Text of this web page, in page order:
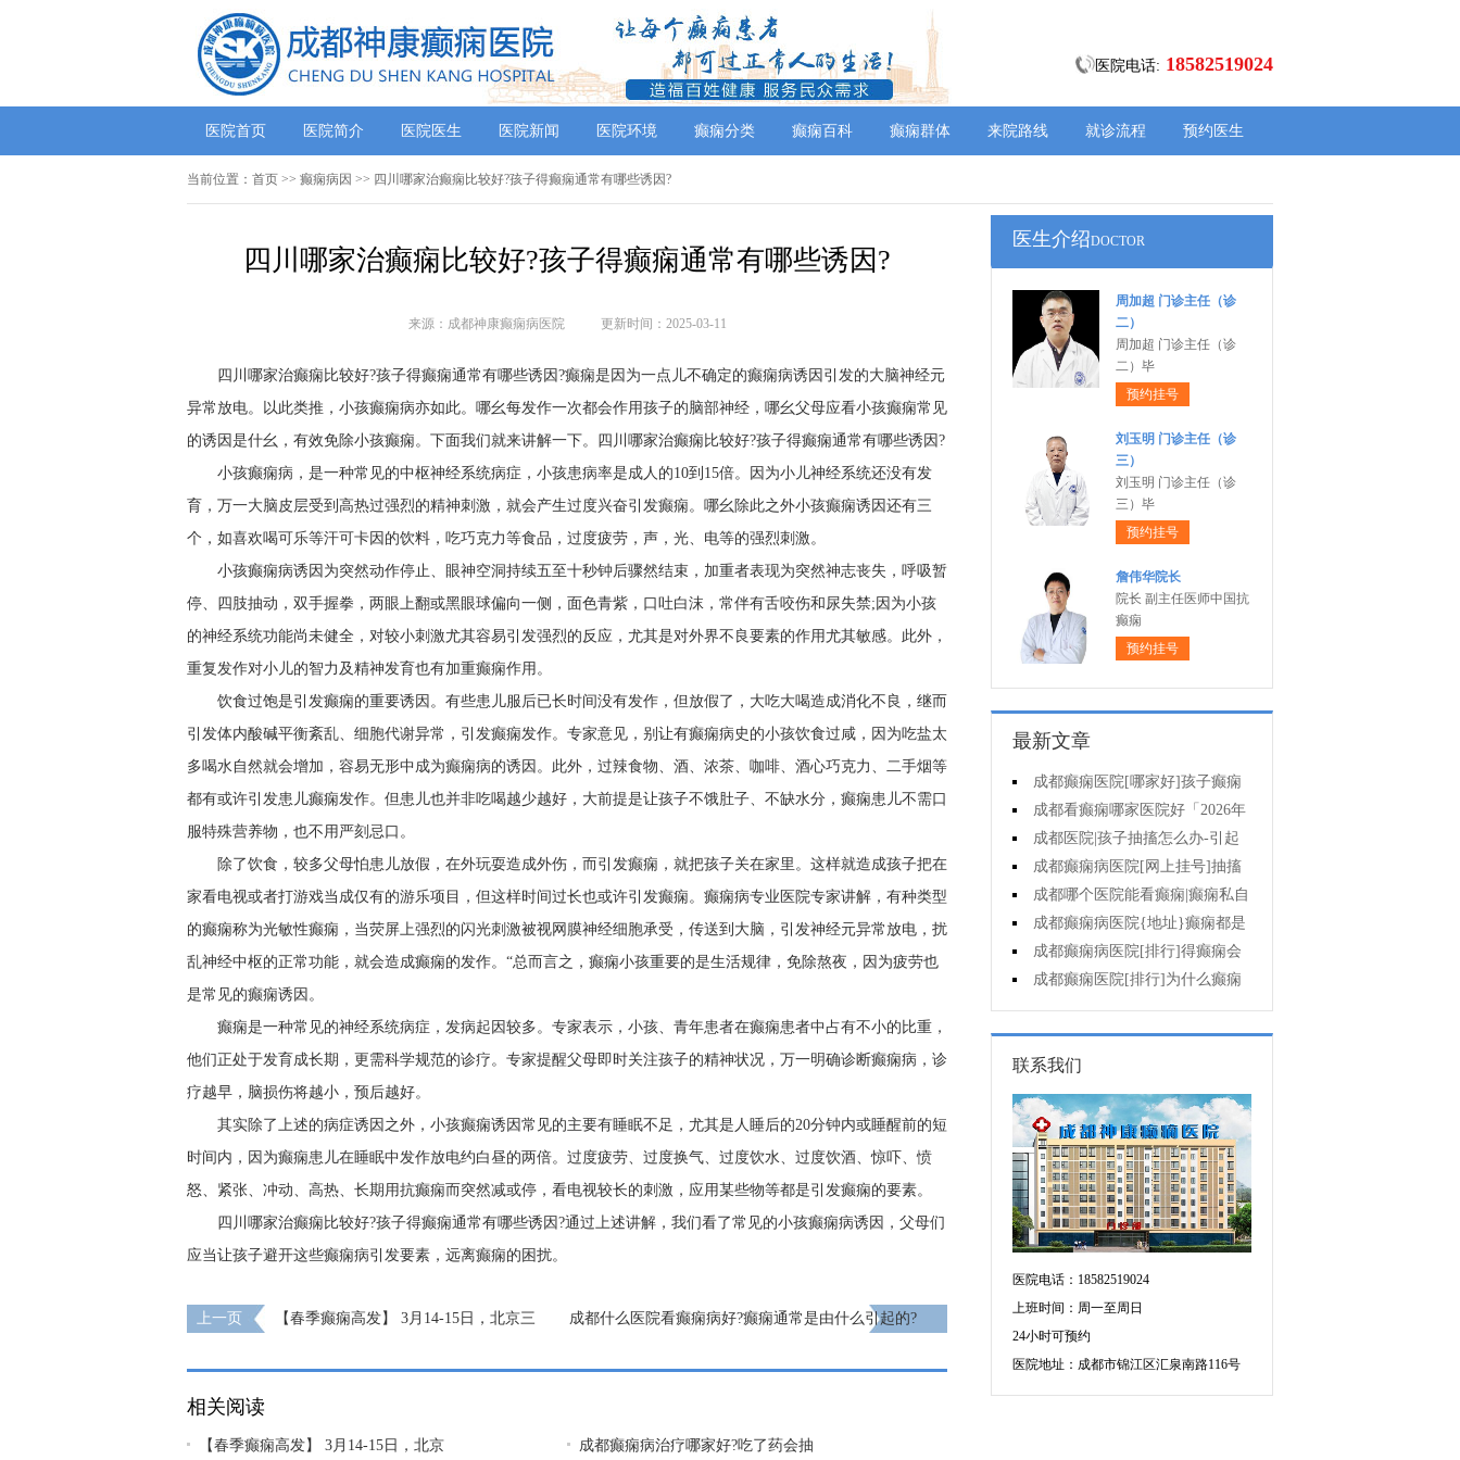
医院电话: 18582519024
医院首页 医院简介 医院医生 医院新闻 医院环境 癫痫分类 癫痫百科 癫痫群体 来院路线 就诊流程 预约医生
当前位置： 首页 >> 癫痫病因 >> 四川哪家治癫痫比较好?孩子得癫痫通常有哪些诱因?
四川哪家治癫痫比较好?孩子得癫痫通常有哪些诱因?
来源：成都神康癫痫病医院 更新时间：2025-03-11
四川哪家治癫痫比较好?孩子得癫痫通常有哪些诱因?癫痫是因为一点儿不确定的癫痫病诱因引发的大脑神经元
异常放电。以此类推，小孩癫痫病亦如此。哪幺每发作一次都会作用孩子的脑部神经，哪幺父母应看小孩癫痫常见
的诱因是什幺，有效免除小孩癫痫。下面我们就来讲解一下。四川哪家治癫痫比较好?孩子得癫痫通常有哪些诱因?
小孩癫痫病，是一种常见的中枢神经系统病症，小孩患病率是成人的10到15倍。因为小儿神经系统还没有发
育，万一大脑皮层受到高热过强烈的精神刺激，就会产生过度兴奋引发癫痫。哪幺除此之外小孩癫痫诱因还有三
个，如喜欢喝可乐等汗可卡因的饮料，吃巧克力等食品，过度疲劳，声，光、电等的强烈刺激。
小孩癫痫病诱因为突然动作停止、眼神空洞持续五至十秒钟后骤然结束，加重者表现为突然神志丧失，呼吸暂
停、四肢抽动，双手握拳，两眼上翻或黑眼球偏向一侧，面色青紫，口吐白沫，常伴有舌咬伤和尿失禁;因为小孩
的神经系统功能尚未健全，对较小刺激尤其容易引发强烈的反应，尤其是对外界不良要素的作用尤其敏感。此外，
重复发作对小儿的智力及精神发育也有加重癫痫作用。
饮食过饱是引发癫痫的重要诱因。有些患儿服后已长时间没有发作，但放假了，大吃大喝造成消化不良，继而
引发体内酸碱平衡紊乱、细胞代谢异常，引发癫痫发作。专家意见，别让有癫痫病史的小孩饮食过咸，因为吃盐太
多喝水自然就会增加，容易无形中成为癫痫病的诱因。此外，过辣食物、酒、浓茶、咖啡、酒心巧克力、二手烟等
都有或许引发患儿癫痫发作。但患儿也并非吃喝越少越好，大前提是让孩子不饿肚子、不缺水分，癫痫患儿不需口
服特殊营养物，也不用严刻忌口。
除了饮食，较多父母怕患儿放假，在外玩耍造成外伤，而引发癫痫，就把孩子关在家里。这样就造成孩子把在
家看电视或者打游戏当成仅有的游乐项目，但这样时间过长也或许引发癫痫。癫痫病专业医院专家讲解，有种类型
的癫痫称为光敏性癫痫，当荧屏上强烈的闪光刺激被视网膜神经细胞承受，传送到大脑，引发神经元异常放电，扰
乱神经中枢的正常功能，就会造成癫痫的发作。“总而言之，癫痫小孩重要的是生活规律，免除熬夜，因为疲劳也
是常见的癫痫诱因。
癫痫是一种常见的神经系统病症，发病起因较多。专家表示，小孩、青年患者在癫痫患者中占有不小的比重，
他们正处于发育成长期，更需科学规范的诊疗。专家提醒父母即时关注孩子的精神状况，万一明确诊断癫痫病，诊
疗越早，脑损伤将越小，预后越好。
其实除了上述的病症诱因之外，小孩癫痫诱因常见的主要有睡眠不足，尤其是人睡后的20分钟内或睡醒前的短
时间内，因为癫痫患儿在睡眠中发作放电约白昼的两倍。过度疲劳、过度换气、过度饮水、过度饮酒、惊吓、愤
怒、紧张、冲动、高热、长期用抗癫痫而突然减或停，看电视较长的刺激，应用某些物等都是引发癫痫的要素。
四川哪家治癫痫比较好?孩子得癫痫通常有哪些诱因?通过上述讲解，我们看了常见的小孩癫痫病诱因，父母们
应当让孩子避开这些癫痫病引发要素，远离癫痫的困扰。
上一页
【春季癫痫高发】 3月14-15日，北京三
成都什么医院看癫痫病好?癫痫通常是由什么引起的?
相关阅读
【春季癫痫高发】 3月14-15日，北京 成都癫痫病治疗哪家好?吃了药会抽
医生介绍DOCTOR
周加超 门诊主任（诊
二）
周加超 门诊主任（诊
二）毕
预约挂号
刘玉明 门诊主任（诊
三）
刘玉明 门诊主任（诊
三）毕
预约挂号
詹伟华院长
院长 副主任医师中国抗
癫痫
预约挂号
最新文章
成都癫痫医院[哪家好]孩子癫痫
会影响智力吗?
成都看癫痫哪家医院好「2026年
度公布」原发性癫痫有多大几率遗
传给孩子?
成都医院|孩子抽搐怎么办-引起
癫痫发作的药物有哪些?
成都癫痫病医院[网上挂号]抽搐
就是癫痫发作吗?
成都哪个医院能看癫痫|癫痫私自
停药影响大不大?
成都癫痫病医院{地址}癫痫都是
要遗传的吗?
成都癫痫病医院[排行]得癫痫会
有什么异常表现?
成都癫痫医院[排行]为什么癫痫
不能治?
联系我们
医院电话：18582519024
上班时间：周一至周日
24小时可预约
医院地址：成都市锦江区汇泉南路116号